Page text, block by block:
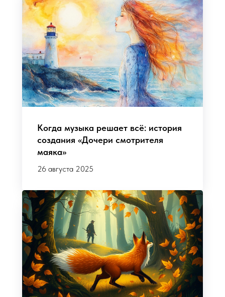
Когда музыка решает всё: история
создания «Дочери смотрителя
маяка»
26 августа 2025